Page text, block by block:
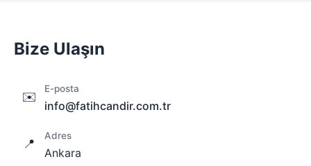
Bize Ulaşın
✉️
E-posta
info@fatihcandir.com.tr
📍
Adres
Ankara